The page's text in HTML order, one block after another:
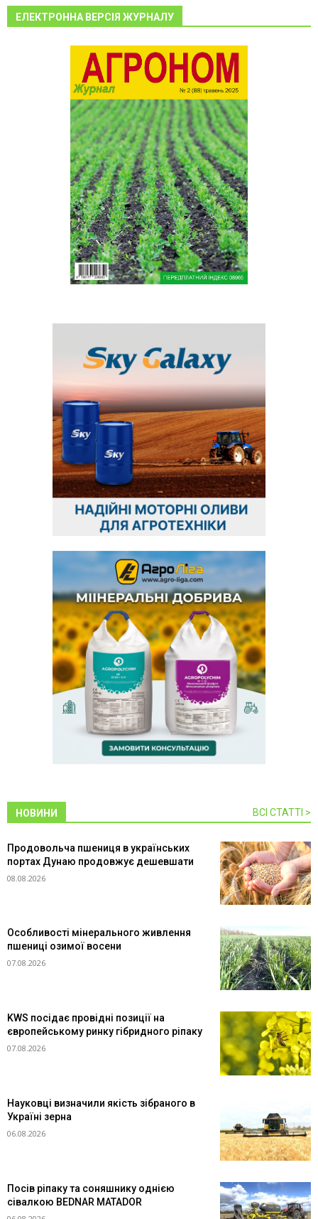
ЕЛЕКТРОННА ВЕРСІЯ ЖУРНАЛУ
НОВИНИ ВСІ СТАТТІ >
Продовольча пшениця в українських
портах Дунаю продовжує дешевшати
08.08.2026
Особливості мінерального живлення
пшениці озимої восени
07.08.2026
KWS посідає провідні позиції на
європейському ринку гібридного ріпаку
07.08.2026
Науковці визначили якість зібраного в
Україні зерна
06.08.2026
Посів ріпаку та соняшнику однією
сівалкою BEDNAR MATADOR